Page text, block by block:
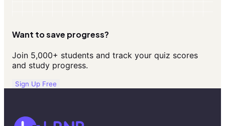
Want to save progress?
Join 5,000+ students and track your quiz scores
and study progress.
Sign Up Free